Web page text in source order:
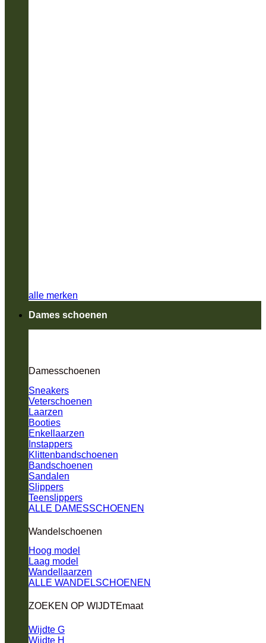
alle merken
Dames schoenen
Damesschoenen
Sneakers
Veterschoenen
Laarzen
Booties
Enkellaarzen
Instappers
Klittenbandschoenen
Bandschoenen
Sandalen
Slippers
Teenslippers
ALLE DAMESSCHOENEN
Wandelschoenen
Hoog model
Laag model
Wandellaarzen
ALLE WANDELSCHOENEN
ZOEKEN OP WIJDTEmaat
Wijdte G
Wijdte H